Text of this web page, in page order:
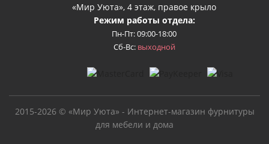
«Мир Уюта», 4 этаж, правое крыло
Режим работы отдела:
Пн-Пт: 09:00-18:00
Сб-Вс: выходной
2015-2026 © «Мир Уюта» - Интернет-магазин фурнитуры
для мебели и дома